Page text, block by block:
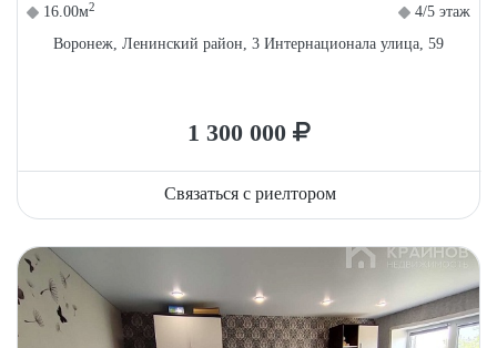
16.00м2
4/5 этаж
Воронеж, Ленинский район, 3 Интернационала улица, 59
1 300 000
Связаться с риелтором